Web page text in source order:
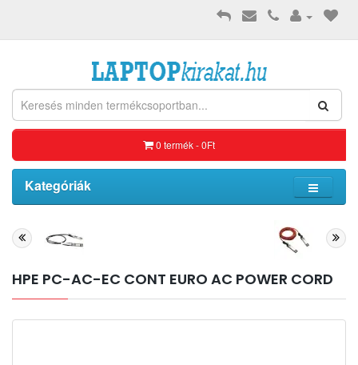
0 termék - 0Ft
Kategóriák
HPE PC-AC-EC CONT EURO AC POWER CORD